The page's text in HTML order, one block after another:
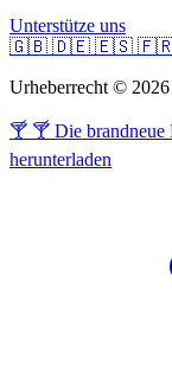
Unterstütze uns
🇬🇧 🇩🇪 🇪🇸
Urheberrecht ©
🍸 🍸 Die
herunterladen